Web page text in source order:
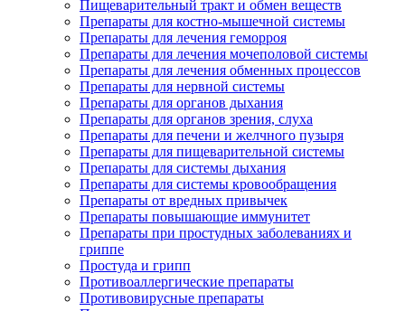
Пищеварительный тракт и обмен веществ
Препараты для костно-мышечной системы
Препараты для лечения геморроя
Препараты для лечения мочеполовой системы
Препараты для лечения обменных процессов
Препараты для нервной системы
Препараты для органов дыхания
Препараты для органов зрения, слуха
Препараты для печени и желчного пузыря
Препараты для пищеварительной системы
Препараты для системы дыхания
Препараты для системы кровообращения
Препараты от вредных привычек
Препараты повышающие иммунитет
Препараты при простудных заболеваниях и
гриппе
Простуда и грипп
Противоаллергические препараты
Противовирусные препараты